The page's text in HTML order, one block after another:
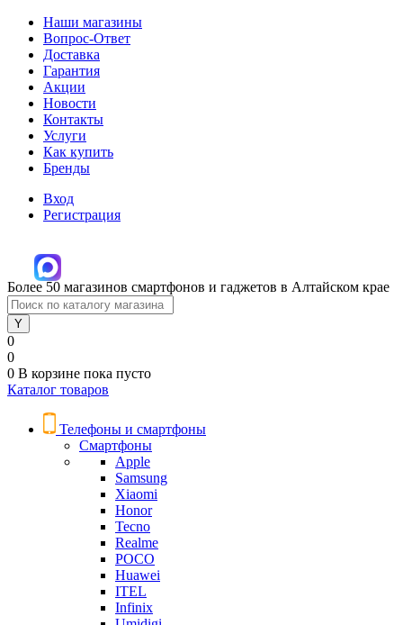
Наши магазины
Вопрос-Ответ
Доставка
Гарантия
Акции
Новости
Контакты
Услуги
Как купить
Бренды
Вход
Регистрация
Более 50 магазинов смартфонов и гаджетов в Алтайском крае
0
0
0 В корзине пока пусто
Каталог товаров
Телефоны и смартфоны
Смартфоны
Apple
Samsung
Xiaomi
Honor
Tecno
Realme
POCO
Huawei
ITEL
Infinix